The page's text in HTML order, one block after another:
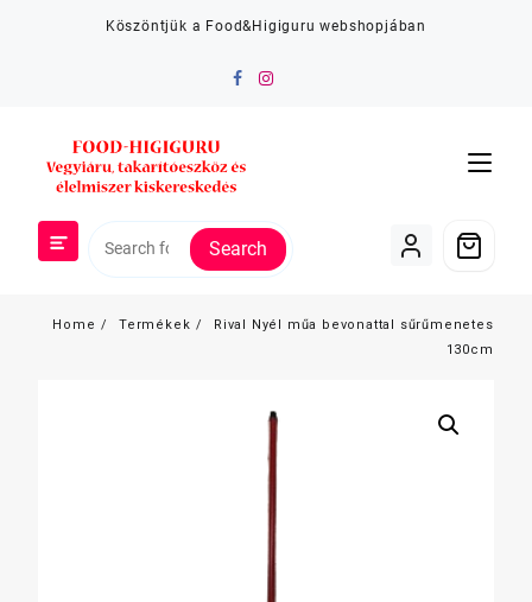
Köszöntjük a Food&Higiguru webshopjában
Search
Home Termékek
Rival Nyél műa bevonattal sűrűmenetes
130cm